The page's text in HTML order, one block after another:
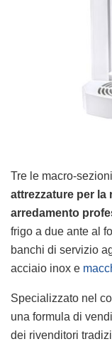
Tre le macro-
attrezzature per la
arredamento
frigo a due ante al
banchi di servizio
acciaio inox e
Specializzato nel
una formula di
dei rivenditori